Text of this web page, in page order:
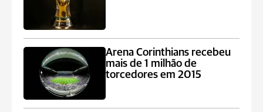
Arena Corinthians recebeu
mais de 1 milhão de
torcedores em 2015